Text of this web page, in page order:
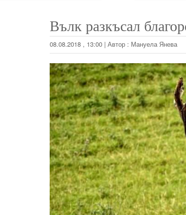
Вълк разкъсал
08.08.2018 , 13:00 | Автор : Мануела Янева